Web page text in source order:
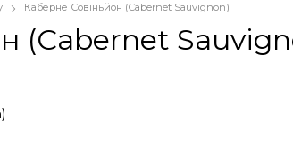
Каберне Совіньйон (Cabernet Sauvignon)
(Cabernet